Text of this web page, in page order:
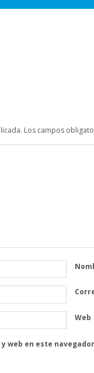
Los campos
Web
web en este